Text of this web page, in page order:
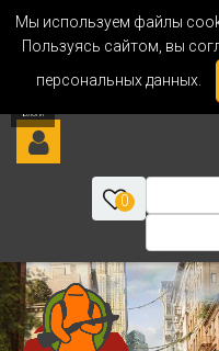
Мы используем файлы
Пользуясь сайтом, вы
персональных данных.
0